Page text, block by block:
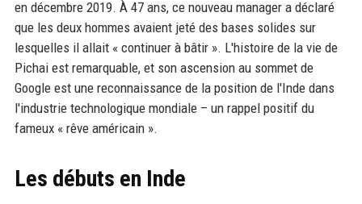
en décembre 2019. À 47 ans, ce nouveau manager a déclaré
que les deux hommes avaient jeté des bases solides sur
lesquelles il allait « continuer à bâtir ». L'histoire de la vie de
Pichai est remarquable, et son ascension au sommet de
Google est une reconnaissance de la position de l'Inde dans
l'industrie technologique mondiale – un rappel positif du
fameux « rêve américain ».
Les débuts en Inde